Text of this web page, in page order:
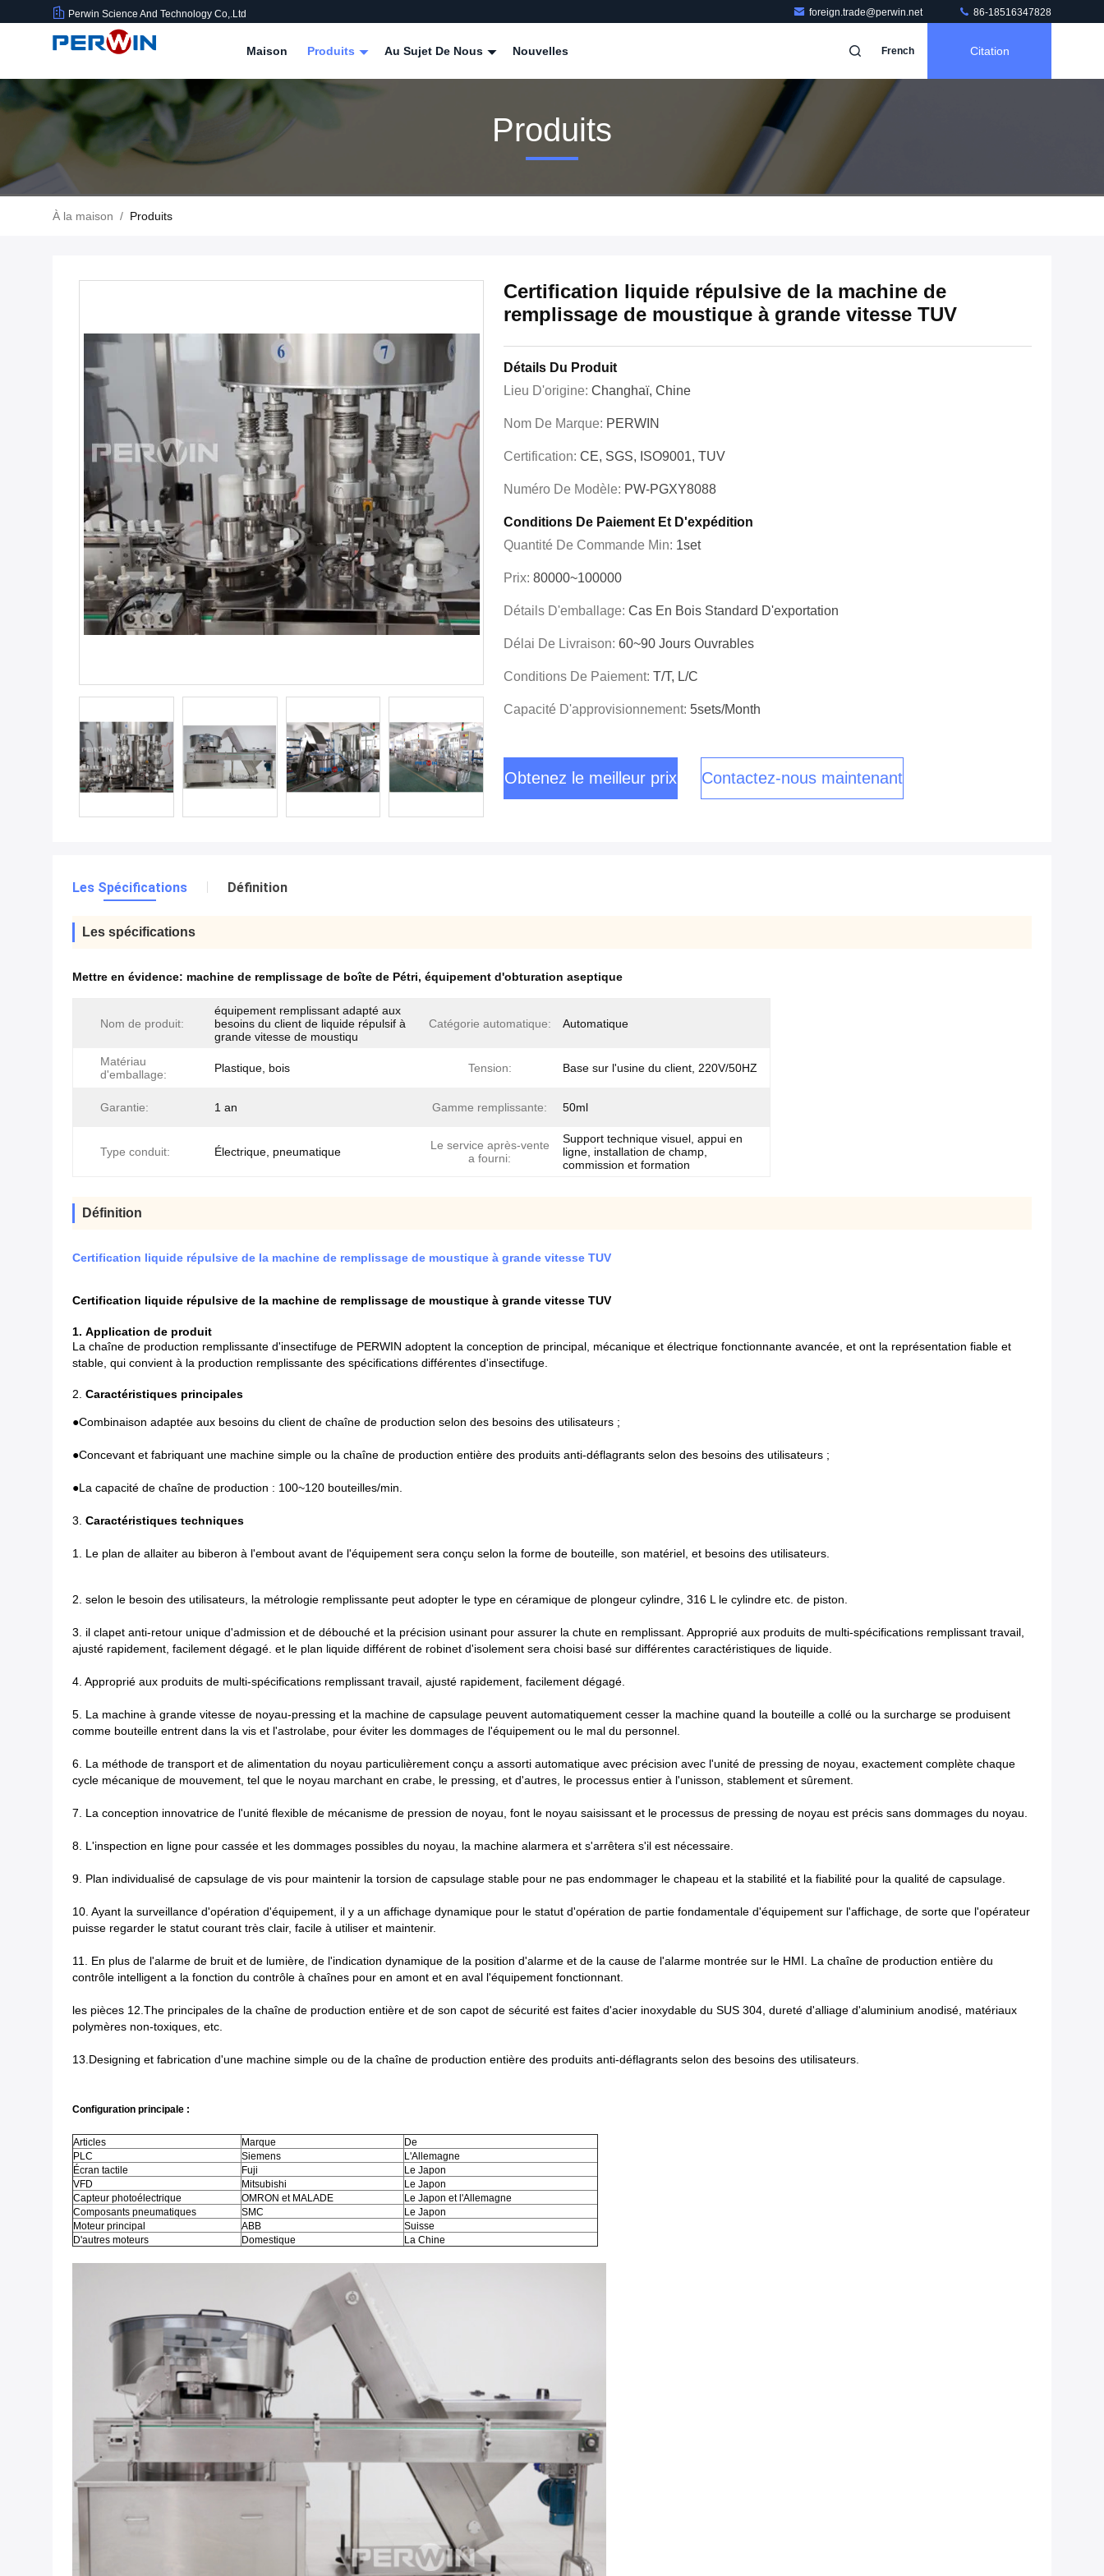
Perwin Science And Technology Co,.Ltd foreign.trade@perwin.net 86-18516347828
Maison Produits Au Sujet De Nous Nouvelles French Citation
Produits
À la maison / Produits
Certification liquide répulsive de la machine de
remplissage de moustique à grande vitesse TUV
Détails Du Produit
Lieu D'origine: Changhaï, Chine
Nom De Marque: PERWIN
Certification: CE, SGS, ISO9001, TUV
Numéro De Modèle: PW-PGXY8088
Conditions De Paiement Et D'expédition
Quantité De Commande Min: 1set
Prix: 80000~100000
Détails D'emballage: Cas En Bois Standard D'exportation
Délai De Livraison: 60~90 Jours Ouvrables
Conditions De Paiement: T/T, L/C
Capacité D'approvisionnement: 5sets/month
Obtenez le meilleur prix Contactez-nous maintenant
Les Spécifications Définition
Les spécifications
Mettre en évidence: machine de remplissage de boîte de Pétri, équipement d'obturation aseptique
Nom de produit:
équipement remplissant adapté aux
besoins du client de liquide répulsif à
grande vitesse de moustiqu
Catégorie automatique: Automatique
Matériau
d'emballage:
Plastique, bois Tension: Base sur l'usine du client, 220V/50HZ
Garantie: 1 an Gamme remplissante: 50ml
Type conduit: Électrique, pneumatique
Le service après-vente
a fourni:
Support technique visuel, appui en
ligne, installation de champ,
commission et formation
Définition
Certification liquide répulsive de la machine de remplissage de moustique à grande vitesse TUV
Certification liquide répulsive de la machine de remplissage de moustique à grande vitesse TUV
1. Application de produit
La chaîne de production remplissante d'insectifuge de PERWIN adoptent la conception de principal, mécanique et électrique fonctionnante avancée, et ont la représentation fiable et
stable, qui convient à la production remplissante des spécifications différentes d'insectifuge.
2. Caractéristiques principales
●Combinaison adaptée aux besoins du client de chaîne de production selon des besoins des utilisateurs ;
●Concevant et fabriquant une machine simple ou la chaîne de production entière des produits anti-déflagrants selon des besoins des utilisateurs ;
●La capacité de chaîne de production : 100~120 bouteilles/min.
3. Caractéristiques techniques
1. Le plan de allaiter au biberon à l'embout avant de l'équipement sera conçu selon la forme de bouteille, son matériel, et besoins des utilisateurs.
2. selon le besoin des utilisateurs, la métrologie remplissante peut adopter le type en céramique de plongeur cylindre, 316 L le cylindre etc. de piston.
3. il clapet anti-retour unique d'admission et de débouché et la précision usinant pour assurer la chute en remplissant. Approprié aux produits de multi-spécifications remplissant travail,
ajusté rapidement, facilement dégagé. et le plan liquide différent de robinet d'isolement sera choisi basé sur différentes caractéristiques de liquide.
4. Approprié aux produits de multi-spécifications remplissant travail, ajusté rapidement, facilement dégagé.
5. La machine à grande vitesse de noyau-pressing et la machine de capsulage peuvent automatiquement cesser la machine quand la bouteille a collé ou la surcharge se produisent
comme bouteille entrent dans la vis et l'astrolabe, pour éviter les dommages de l'équipement ou le mal du personnel.
6. La méthode de transport et de alimentation du noyau particulièrement conçu a assorti automatique avec précision avec l'unité de pressing de noyau, exactement complète chaque
cycle mécanique de mouvement, tel que le noyau marchant en crabe, le pressing, et d'autres, le processus entier à l'unisson, stablement et sûrement.
7. La conception innovatrice de l'unité flexible de mécanisme de pression de noyau, font le noyau saisissant et le processus de pressing de noyau est précis sans dommages du noyau.
8. L'inspection en ligne pour cassée et les dommages possibles du noyau, la machine alarmera et s'arrêtera s'il est nécessaire.
9. Plan individualisé de capsulage de vis pour maintenir la torsion de capsulage stable pour ne pas endommager le chapeau et la stabilité et la fiabilité pour la qualité de capsulage.
10. Ayant la surveillance d'opération d'équipement, il y a un affichage dynamique pour le statut d'opération de partie fondamentale d'équipement sur l'affichage, de sorte que l'opérateur
puisse regarder le statut courant très clair, facile à utiliser et maintenir.
11. En plus de l'alarme de bruit et de lumière, de l'indication dynamique de la position d'alarme et de la cause de l'alarme montrée sur le HMI. La chaîne de production entière du
contrôle intelligent a la fonction du contrôle à chaînes pour en amont et en aval l'équipement fonctionnant.
les pièces 12.The principales de la chaîne de production entière et de son capot de sécurité est faites d'acier inoxydable du SUS 304, dureté d'alliage d'aluminium anodisé, matériaux
polymères non-toxiques, etc.
13.Designing et fabrication d'une machine simple ou de la chaîne de production entière des produits anti-déflagrants selon des besoins des utilisateurs.
Configuration principale :
Articles Marque
De
PLC
Siemens
L'Allemagne
Écran tactile
Fuji
Le Japon
VFD
Mitsubishi
Le Japon
Capteur photoélectrique
OMRON et MALADE
Le Japon et l'Allemagne
Composants pneumatiques
SMC
Le Japon
Moteur principal
ABB
Suisse
D'autres moteurs
Domestique La Chine